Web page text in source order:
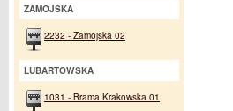
ZAMOJSKA
2232 - Zamojska 02
LUBARTOWSKA
1031 - Brama Krakowska 01